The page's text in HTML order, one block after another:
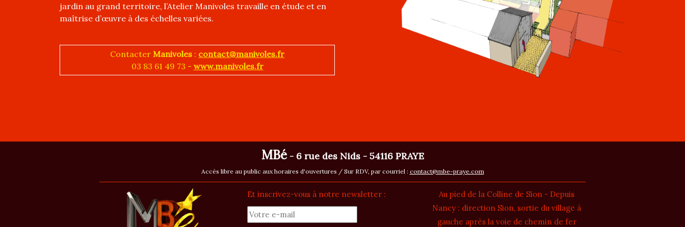
jardin au grand territoire, l’Atelier Manivoles travaille en étude et en
maîtrise d’œuvre à des échelles variées.
Contacter Manivoles : contact@manivoles.fr
03 83 61 49 73 - www.manivoles.fr
MBé- 6 rue des Nids - 54116 PRAYE
Accès libre au public aux horaires d'ouvertures / Sur RDV, par courriel : contact@mbe-praye.com
Et inscrivez-vous à notre newsletter :
Au pied de la Colline de Sion - Depuis
Nancy : direction Sion, sortie du village à
gauche après la voie de chemin de fer